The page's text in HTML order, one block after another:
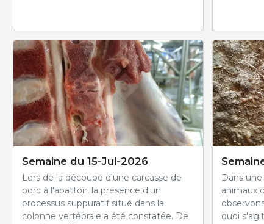
Semaine du 15-Jul-2026
Lors de la découpe d'une carcasse de
porc à l'abattoir, la présence d'un
processus suppuratif situé dans la
colonne vertébrale a été constatée. De
Dans
animaux
quoi